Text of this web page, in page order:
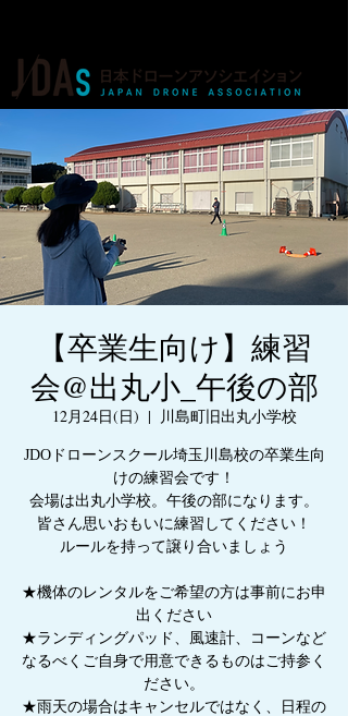
【卒業生向け】練習
会@出丸小_午後の部
12月24日(日)
  |
川島町旧出丸小学校
JDOドローンスクール埼玉川島校の卒業生向
けの練習会です！
会場は出丸小学校。午後の部になります。
皆さん思いおもいに練習してください！
ルールを持って譲り合いましょう
★機体のレンタルをご希望の方は事前にお申
出ください
★ランディングパッド、風速計、コーンなど
なるべくご自身で用意できるものはご持参く
ださい。
★雨天の場合はキャンセルではなく、日程の